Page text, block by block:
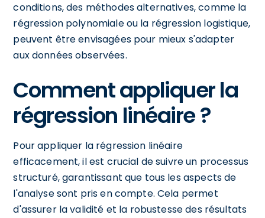
conditions, des méthodes alternatives, comme la
régression polynomiale ou la régression logistique,
peuvent être envisagées pour mieux s'adapter
aux données observées.
Comment appliquer la
régression linéaire ?
Pour appliquer la régression linéaire
efficacement, il est crucial de suivre un processus
structuré, garantissant que tous les aspects de
l'analyse sont pris en compte. Cela permet
d'assurer la validité et la robustesse des résultats